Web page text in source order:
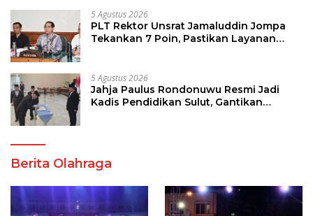
5 Agustus 2026
PLT Rektor Unsrat Jamaluddin Jompa
Tekankan 7 Poin, Pastikan Layanan
5 Agustus 2026
Jahja Paulus Rondonuwu Resmi Jadi
Kadis Pendidikan Sulut, Gantikan
Berita Olahraga